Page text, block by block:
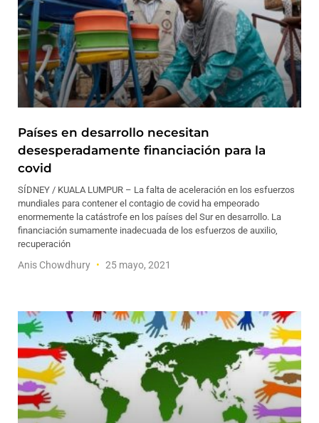
Países en desarrollo necesitan
desesperadamente financiación para la
covid
SÍDNEY / KUALA LUMPUR – La falta de aceleración en los esfuerzos
mundiales para contener el contagio de covid ha empeorado
enormemente la catástrofe en los países del Sur en desarrollo. La
financiación sumamente inadecuada de los esfuerzos de auxilio,
recuperación
Anis Chowdhury 25 mayo, 2021